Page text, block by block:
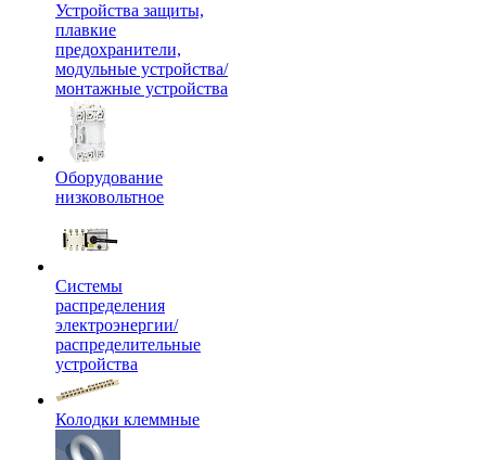
Устройства защиты,
плавкие
предохранители,
модульные устройства/
монтажные устройства
Оборудование
низковольтное
Системы
распределения
электроэнергии/
распределительные
устройства
Колодки клеммные